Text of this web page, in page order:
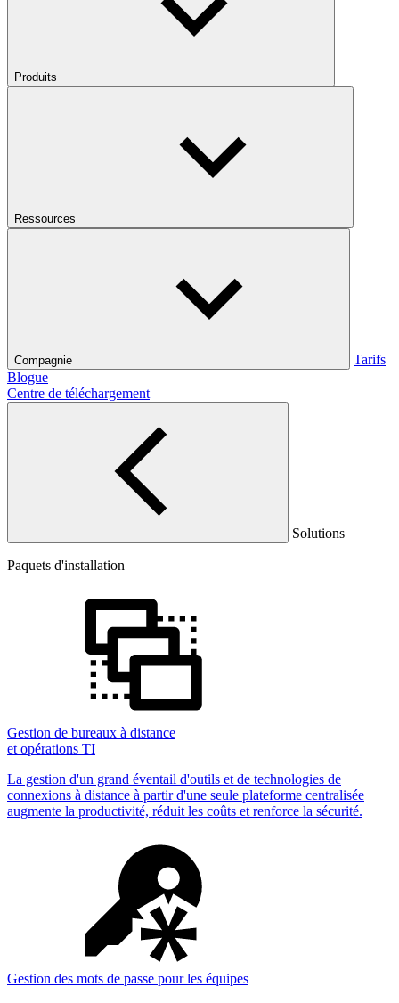
Produits
Ressources
Compagnie
Tarifs
Blogue
Centre de téléchargement
Solutions
Paquets d'installation
Gestion de bureaux à distance
et opérations TI
La gestion d'un grand éventail d'outils et de technologies de
connexions à distance à partir d'une seule plateforme centralisée
augmente la productivité, réduit les coûts et renforce la sécurité.
Gestion des mots de passe pour les équipes